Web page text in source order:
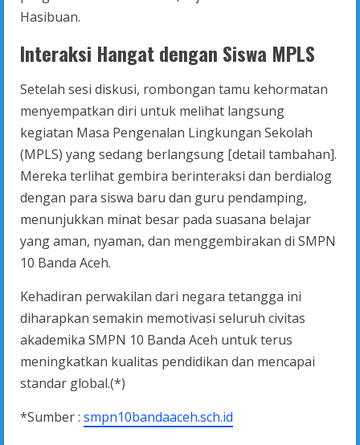
Hasibuan.
Interaksi Hangat dengan Siswa MPLS
Setelah sesi diskusi, rombongan tamu kehormatan
menyempatkan diri untuk melihat langsung
kegiatan Masa Pengenalan Lingkungan Sekolah
(MPLS) yang sedang berlangsung [detail tambahan].
Mereka terlihat gembira berinteraksi dan berdialog
dengan para siswa baru dan guru pendamping,
menunjukkan minat besar pada suasana belajar
yang aman, nyaman, dan menggembirakan di SMPN
10 Banda Aceh.
Kehadiran perwakilan dari negara tetangga ini
diharapkan semakin memotivasi seluruh civitas
akademika SMPN 10 Banda Aceh untuk terus
meningkatkan kualitas pendidikan dan mencapai
standar global.(*)
*Sumber : smpn10bandaaceh.sch.id